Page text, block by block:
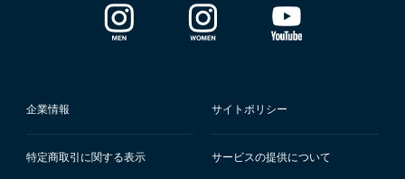
企業情報 サイトポリシー
特定商取引に関する表示 サービスの提供について